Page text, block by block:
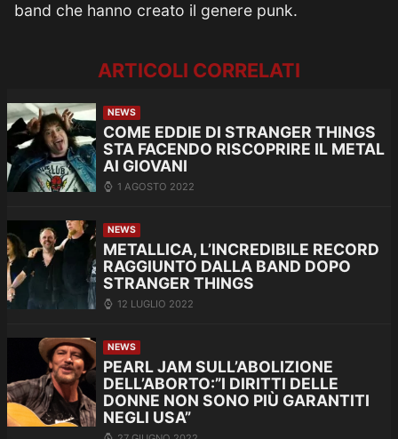
band che hanno creato il genere punk.
ARTICOLI CORRELATI
NEWS
COME EDDIE DI STRANGER THINGS
STA FACENDO RISCOPRIRE IL METAL
AI GIOVANI
1 AGOSTO 2022
NEWS
METALLICA, L’INCREDIBILE RECORD
RAGGIUNTO DALLA BAND DOPO
STRANGER THINGS
12 LUGLIO 2022
NEWS
PEARL JAM SULL’ABOLIZIONE
DELL’ABORTO:”I DIRITTI DELLE
DONNE NON SONO PIÙ GARANTITI
NEGLI USA”